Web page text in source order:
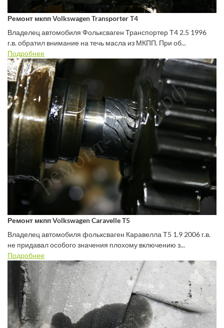
Ремонт мкпп Volkswagen Transporter T4
Владелец автомобиля Фольксваген Транспортер Т4 2.5 1996
г.в. обратил внимание на течь масла из МКПП. При об...
Подробнее
Ремонт мкпп Volkswagen Caravelle T5
Владелец автомобиля фольксваген Каравелла Т5 1.9 2006 г.в.
не придавал особого значения плохому включению з...
Подробнее